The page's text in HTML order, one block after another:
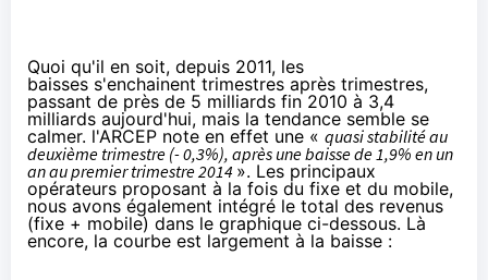
Quoi qu'il en soit, depuis 2011, les
baisses s'enchainent trimestres après trimestres,
passant de près de 5 milliards fin 2010 à 3,4
milliards aujourd'hui, mais la tendance semble se
calmer. l'ARCEP note en effet une « quasi stabilité au
deuxième trimestre (- 0,3%), après une baisse de 1,9% en un
an au premier trimestre 2014 ». Les principaux
opérateurs proposant à la fois du fixe et du mobile,
nous avons également intégré le total des revenus
(fixe + mobile) dans le graphique ci-dessous. Là
encore, la courbe est largement à la baisse :